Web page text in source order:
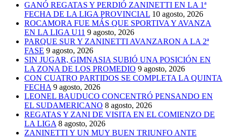
GANÓ REGATAS Y PERDIÓ ZANINETTI EN LA 1ª
FECHA DE LA LIGA PROVINCIAL 10 agosto, 2026
ROCAMORA FUE MÁS QUE SPORTIVA Y AVANZA
EN LA LIGA U11 9 agosto, 2026
PARQUE SUR Y ZANINETTI AVANZARON A LA 2ª
FASE 9 agosto, 2026
SIN JUGAR, GIMNASIA SUBIÓ UNA POSICIÓN EN
LA ZONA DE LOS PROMEDIO 9 agosto, 2026
CON CUATRO PARTIDOS SE COMPLETA LA QUINTA
FECHA 9 agosto, 2026
LEONEL BAUDUCO CONCENTRÓ PENSANDO EN
EL SUDAMERICANO 8 agosto, 2026
REGATAS Y ZANI DE VISITA EN EL COMIENZO DE
LA LIGA 8 agosto, 2026
ZANINETTI Y UN MUY BUEN TRIUNFO ANTE